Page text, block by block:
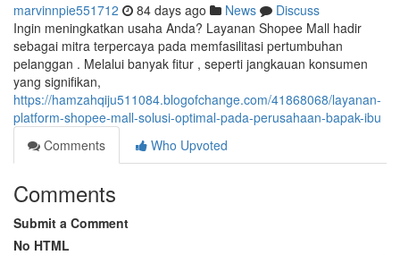
marvinnpie551712 84 days ago News
Discuss
Ingin meningkatkan usaha Anda? Layanan Shopee Mall hadir
sebagai mitra terpercaya pada memfasilitasi pertumbuhan
pelanggan . Melalui banyak fitur , seperti jangkauan konsumen
yang signifikan,
https://hamzahqiju511084.blogofchange.com/41868068/layanan-
platform-shopee-mall-solusi-optimal-pada-perusahaan-bapak-ibu
Comments
Who Upvoted
Comments
Submit a Comment
No HTML